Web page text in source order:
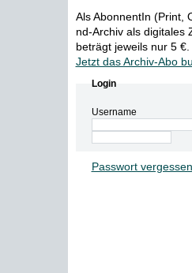
Als AbonnentIn (Print,
nd-Archiv als digitales
beträgt jeweils nur 5 €.
Jetzt das Archiv-Abo
Login
Username
Passwort